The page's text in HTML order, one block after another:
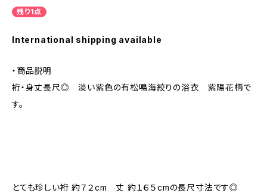
残り1点
International shipping available
・商品説明
裄・身丈長尺◎ 淡い紫色の有松鳴海絞りの浴衣 紫陽花柄で
す。
とても珍しい裄 約７２cm 丈 約１６５cmの長尺寸法です◎